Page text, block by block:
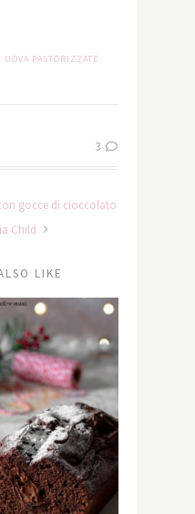
UOVA PASTORIZZATE
3
gocce di cioccolato
Child
LIKE